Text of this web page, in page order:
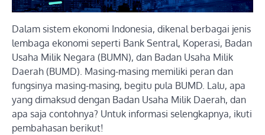
Dalam sistem ekonomi Indonesia, dikenal berbagai jenis
lembaga ekonomi seperti Bank Sentral, Koperasi, Badan
Usaha Milik Negara (BUMN), dan Badan Usaha Milik
Daerah (BUMD). Masing-masing memiliki peran dan
fungsinya masing-masing, begitu pula BUMD. Lalu, apa
yang dimaksud dengan Badan Usaha Milik Daerah, dan
apa saja contohnya? Untuk informasi selengkapnya, ikuti
pembahasan berikut!